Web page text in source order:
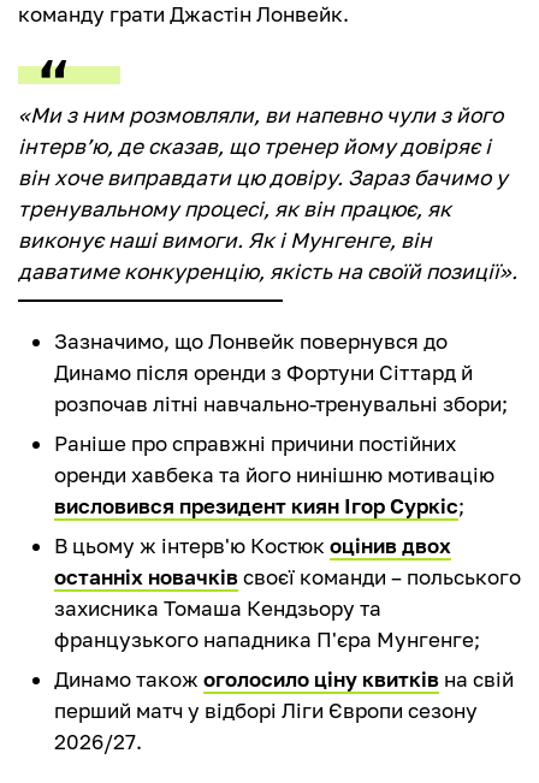
команду грати Джастін Лонвейк.
«Ми з ним розмовляли, ви напевно чули з його
інтервʼю, де сказав, що тренер йому довіряє і
він хоче виправдати цю довіру. Зараз бачимо у
тренувальному процесі, як він працює, як
виконує наші вимоги. Як і Мунгенге, він
даватиме конкуренцію, якість на своїй позиції».
Зазначимо, що Лонвейк повернувся до
Динамо після оренди з Фортуни Сіттард й
розпочав літні навчально-тренувальні збори;
Раніше про справжні причини постійних
оренди хавбека та його нинішню мотивацію
висловився президент киян Ігор Суркіс;
В цьому ж інтерв'ю Костюк оцінив двох
останніх новачківсвоєї команди – польського
захисника Томаша Кендзьору та
французького нападника П'єра Мунгенге;
Динамо також оголосило ціну квитків на свій
перший матч у відборі Ліги Європи сезону
2026/27.